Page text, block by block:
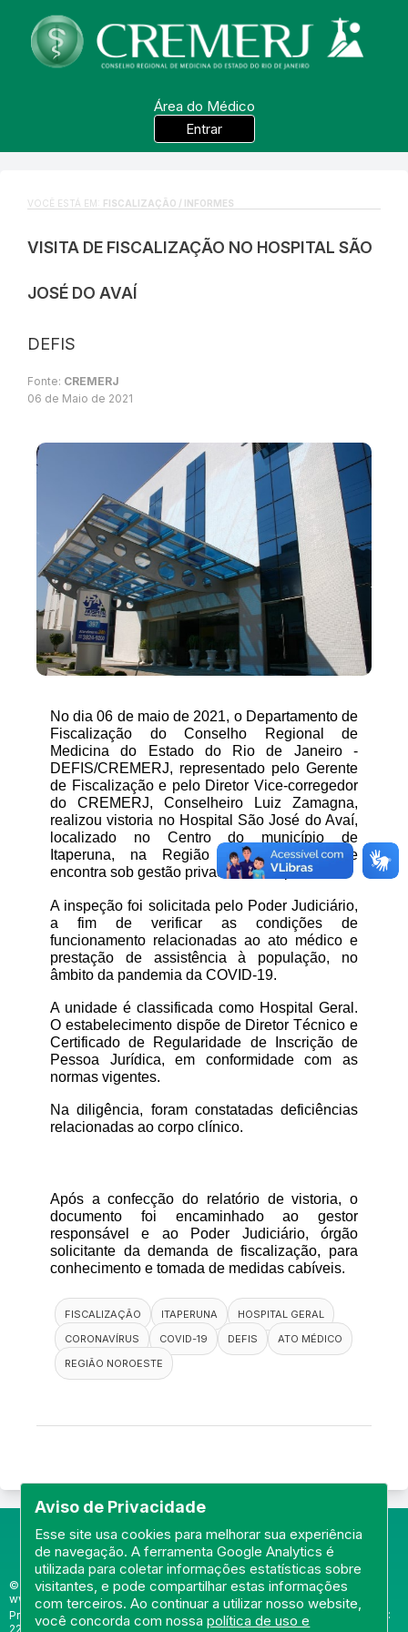
Área do Médico
Entrar
Aviso de Privacidade
Esse site usa cookies para melhorar sua experiência
de navegação. A ferramenta Google Analytics é
utilizada para coletar informações estatísticas sobre
visitantes, e pode compartilhar estas informações
com terceiros. Ao continuar a utilizar nosso website,
você concorda com nossapolítica de uso e
VOCÊ ESTÁ EM: FISCALIZAÇÃO / INFORMES
VISITA DE FISCALIZAÇÃO NO HOSPITAL SÃO
JOSÉ DO AVAÍ
DEFIS
Fonte: CREMERJ
06 de Maio de 2021
No dia 06 de maio de 2021, o Departamento de
Fiscalização do Conselho Regional de
Medicina do Estado do Rio de Janeiro -
DEFIS/CREMERJ, representado pelo Gerente
de Fiscalização e pelo Diretor Vice-corregedor
do CREMERJ, Conselheiro Luiz Zamagna,
realizou vistoria no Hospital São José do Avaí,
localizado no Centro do município de
Itaperuna, na Região Noroeste, que se
encontra sob gestão privada, filantrópica.
A inspeção foi solicitada pelo Poder Judiciário,
a fim de verificar as condições de
funcionamento relacionadas ao ato médico e
prestação de assistência à população, no
âmbito da pandemia da COVID-19.
A unidade é classificada como Hospital Geral.
O estabelecimento dispõe de Diretor Técnico e
Certificado de Regularidade de Inscrição de
Pessoa Jurídica, em conformidade com as
normas vigentes.
Na diligência, foram constatadas deficiências
relacionadas ao corpo clínico.
Após a confecção do relatório de vistoria, o
documento foi encaminhado ao gestor
responsável e ao Poder Judiciário, órgão
solicitante da demanda de fiscalização, para
conhecimento e tomada de medidas cabíveis.
FISCALIZAÇÃO ITAPERUNA
HOSPITAL GERAL
CORONAVÍRUS
COVID-19 DEFIS
ATO MÉDICO
REGIÃO NOROESTE
© Portal do Conselho Regional de Medicina do Rio de Janeiro -
www.cremerj.org.br
Praia de Botafogo (228), loja 119b - Botafogo - Rio de Janeiro/RJ - CEP:
22250-145